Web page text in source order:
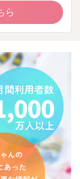
ら